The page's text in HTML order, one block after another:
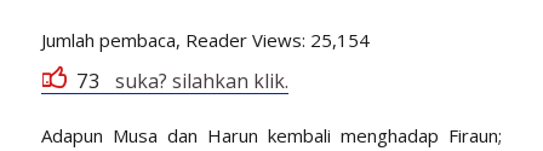
Jumlah pembaca, ReaderViews: 25,154
73 suka? silahkan klik.
Adapun Musa dan Harun kembali menghadap Firaun;